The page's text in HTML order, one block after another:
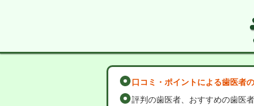
口コミ・ポイントによる歯医者
評判の歯医者、おすすめの歯医